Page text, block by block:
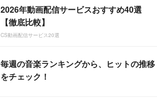
2026年動画配信サービスおすすめ40選
【徹底比較】
CS動画配信サービス20選
毎週の音楽ランキングから、ヒットの推移
をチェック！